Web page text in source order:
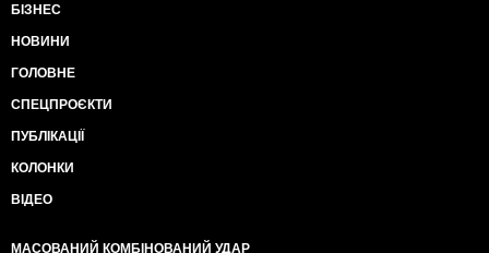
БІЗНЕС
НОВИНИ
ГОЛОВНЕ
СПЕЦПРОЄКТИ
ПУБЛІКАЦІЇ
КОЛОНКИ
ВІДЕО
МАСОВАНИЙ КОМБІНОВАНИЙ УДАР